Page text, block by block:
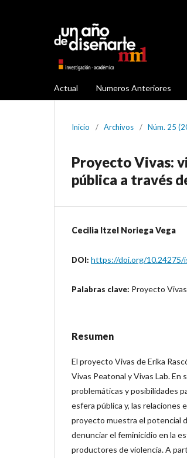
Actual Numeros Anteriores
Inicio / Archivos / Núm. 25
Proyecto Vivas:
pública a través
Cecilia Itzel Noriega Vega
DOI: https://doi.org/10.24275/
Palabras clave: Proyecto
Resumen
El proyecto Vivas de Erika
Vivas Peatonal y Vivas Lab.
problemáticas y posibilidades
esfera pública y, las relaciones
proyecto muestra el potencial
denunciar el feminicidio en la
productores de violencia. A